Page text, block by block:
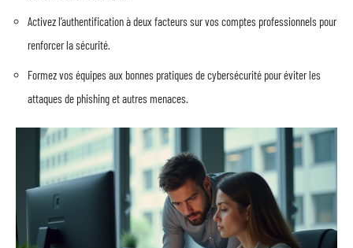
Activez l’authentification à deux facteurs sur vos comptes professionnels pour
renforcer la sécurité.
Formez vos équipes aux bonnes pratiques de cybersécurité pour éviter les
attaques de phishing et autres menaces.